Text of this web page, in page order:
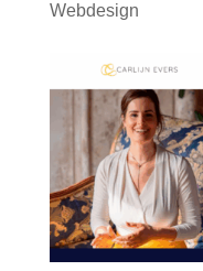
Webdesign